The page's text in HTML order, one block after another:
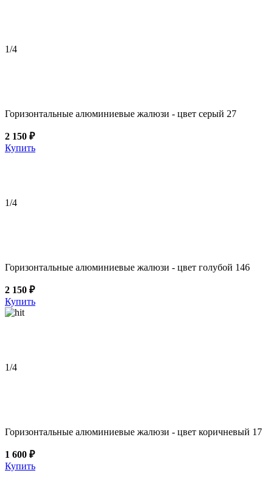
1/4
Горизонтальные алюминиевые жалюзи - цвет серый 27
2 150 ₽
Купить
1/4
Горизонтальные алюминиевые жалюзи - цвет голубой 146
2 150 ₽
Купить
1/4
Горизонтальные алюминиевые жалюзи - цвет коричневый 17
1 600 ₽
Купить